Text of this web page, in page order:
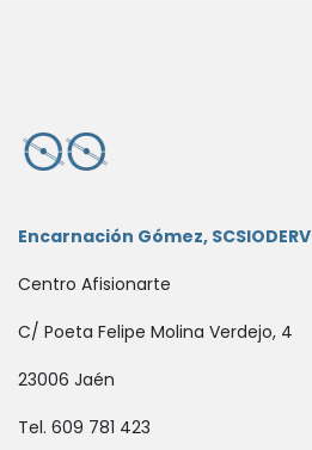
Encarnación Gómez, SCSIODERV
Centro Afisionarte
C/ Poeta Felipe Molina Verdejo, 4
23006 Jaén
Tel. 609 781 423